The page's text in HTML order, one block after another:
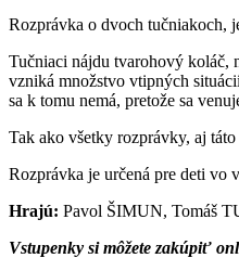
Rozprávka o dvoch tučniakoch,
Tučniaci nájdu tvarohový koláč,
vzniká množstvo vtipných
sa k tomu nemá, pretože sa
Tak ako všetky rozprávky, aj
Rozprávka je určená pre deti vo
Hrajú: Pavol ŠIMUN, Tomáš
Vstupenky si môžete zakúpiť